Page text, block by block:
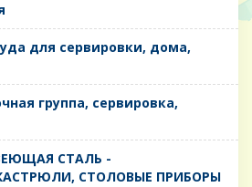
для сервировки, дома,
группа, сервировка,
СТАЛЬ -
СТОЛОВЫЕ ПРИБОРЫ